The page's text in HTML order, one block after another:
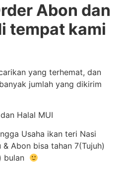
Abon dan
tempat kami
yang terhemat, dan
jumlah yang dikirim
Halal MUI
Usaha ikan teri Nasi
Abon bisa tahan 7(Tujuh)
bulan